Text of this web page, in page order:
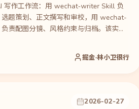
写作工作流：用 wechat-writer Skill 负
题策划、正文撰写和审校，用 wechat-
责配图分镜、风格约束与归档。该实践
可复用 Skill，让内容创作者减少重复提示
需要人工确认选题、文风和最终发布质
掘金·林小卫很行
2026-02-27